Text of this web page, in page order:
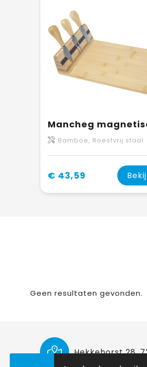
Bamboe, Roestvrij staal
€ 43,59
Geen resultaten gevonden.
Hekkehorst 28,